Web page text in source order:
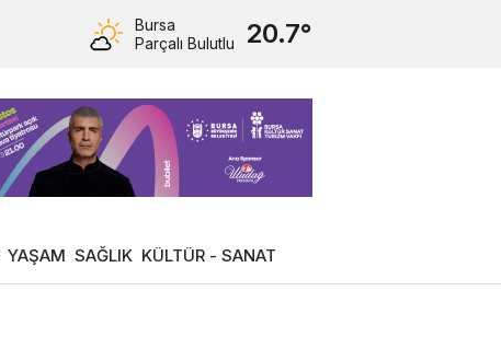
Bursa
Parçalı Bulutlu
20.7°
YAŞAM SAĞLIK KÜLTÜR - SANAT